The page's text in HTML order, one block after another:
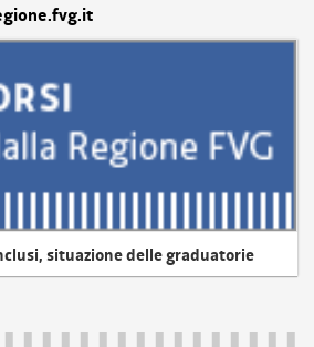
situazione delle graduatorie